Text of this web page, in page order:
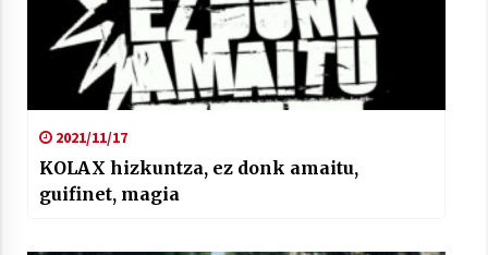
2021/11/17
KOLAX hizkuntza, ez donk amaitu,
guifinet, magia